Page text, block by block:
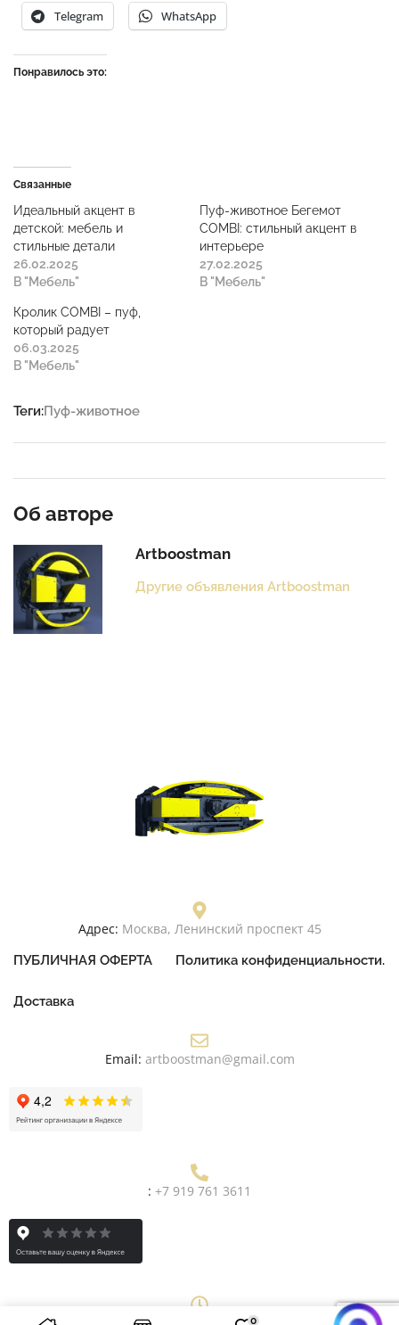
Telegram WhatsApp
Понравилось это:
Связанные
Идеальный акцент в
детской: мебель и
стильные детали
26.02.2025
В "Мебель"
Пуф-животное Бегемот
COMBI: стильный акцент в
интерьере
27.02.2025
В "Мебель"
Кролик COMBI – пуф,
который радует
06.03.2025
В "Мебель"
Теги:Пуф-животное
Об авторе
Artboostman
Другие объявления Artboostman
Адрес: Москва, Ленинский проспект 45
ПУБЛИЧНАЯ ОФЕРТА Политика конфиденциальности.
Доставка
Email: artboostman@gmail.com
: +7 919 761 3611
0